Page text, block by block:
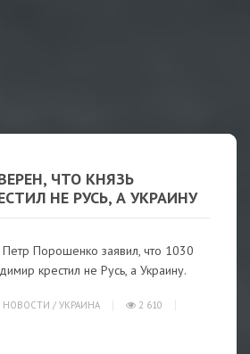
ЧТО КНЯЗЬ
НЕ РУСЬ, А УКРАИНУ
Порошенко заявил, что 1030
крестил не Русь, а Украину.
НОВОСТИ / УКРАИНА
2 610